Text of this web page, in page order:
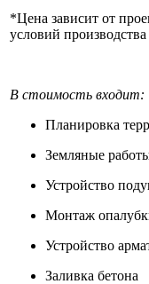
*Цена зависит от
условий производства
В стоимость входит:
Планировка
Земляные
Устройство
Монтаж
Устройство
Заливка бетона